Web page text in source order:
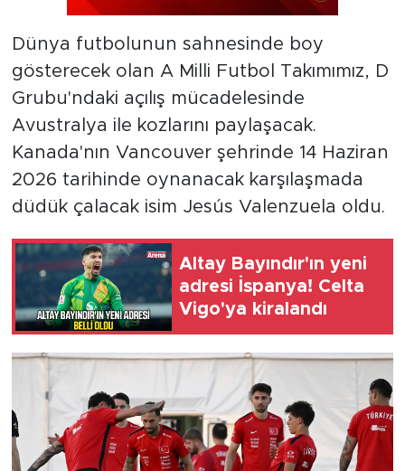
Dünya futbolunun sahnesinde boy
gösterecek olan A Milli Futbol Takımımız, D
Grubu'ndaki açılış mücadelesinde
Avustralya ile kozlarını paylaşacak.
Kanada'nın Vancouver şehrinde 14 Haziran
2026 tarihinde oynanacak karşılaşmada
düdük çalacak isim Jesús Valenzuela oldu.
Altay Bayındır'ın yeni
adresi İspanya! Celta
Vigo'ya kiralandı